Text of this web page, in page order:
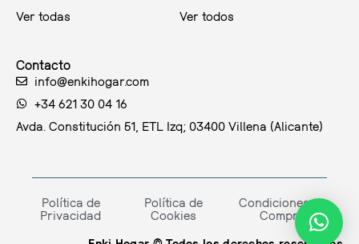
Ver todas
Ver todos
Contacto
info@enkihogar.com
+34 621 30 04 16
Avda. Constitución 51, ETL Izq; 03400 Villena (Alicante)
Política de
Privacidad
Política de
Cookies
Condiciones de
Compra